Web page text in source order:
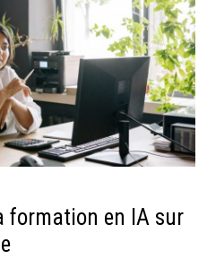
formation en IA sur